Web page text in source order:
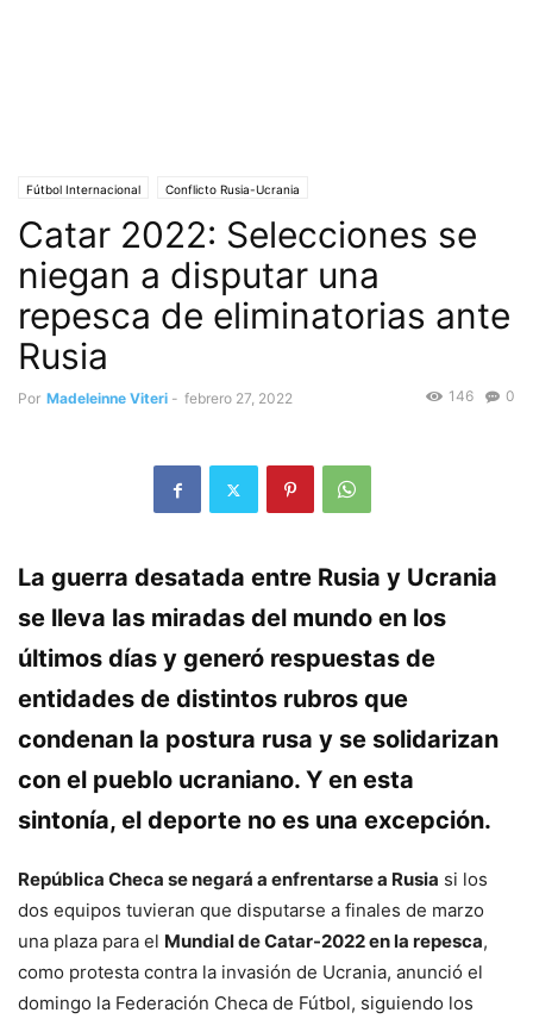
Fútbol Internacional Conflicto Rusia-Ucrania
Catar 2022: Selecciones se
niegan a disputar una
repesca de eliminatorias ante
Rusia
Por Madeleinne Viteri - febrero 27, 2022 0
146
La guerra desatada entre Rusia y Ucrania
se lleva las miradas del mundo en los
últimos días y generó respuestas de
entidades de distintos rubros que
condenan la postura rusa y se solidarizan
con el pueblo ucraniano. Y en esta
sintonía, el deporte no es una excepción.
República Checa se negará a enfrentarse a Rusia si los
dos equipos tuvieran que disputarse a finales de marzo
una plaza para el Mundial de Catar-2022 en la repesca,
como protesta contra la invasión de Ucrania, anunció el
domingo la Federación Checa de Fútbol, siguiendo los